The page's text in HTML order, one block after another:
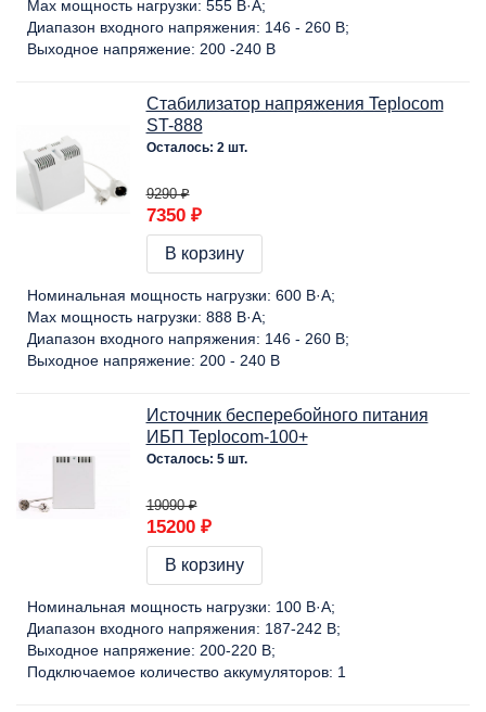
Max мощность нагрузки: 555 В·А
Диапазон входного напряжения: 146 - 260 В
Выходное напряжение: 200 -240 В
Стабилизатор напряжения Teplocom
ST-888
Осталось: 2 шт.
9290 ₽
7350 ₽
В корзину
Номинальная мощность нагрузки: 600 В·А
Max мощность нагрузки: 888 В·А
Диапазон входного напряжения: 146 - 260 В
Выходное напряжение: 200 - 240 В
Источник бесперебойного питания
ИБП Teplocom-100+
Осталось: 5 шт.
19090 ₽
15200 ₽
В корзину
Номинальная мощность нагрузки: 100 В·А
Диапазон входного напряжения: 187-242 В
Выходное напряжение: 200-220 В
Подключаемое количество аккумуляторов: 1